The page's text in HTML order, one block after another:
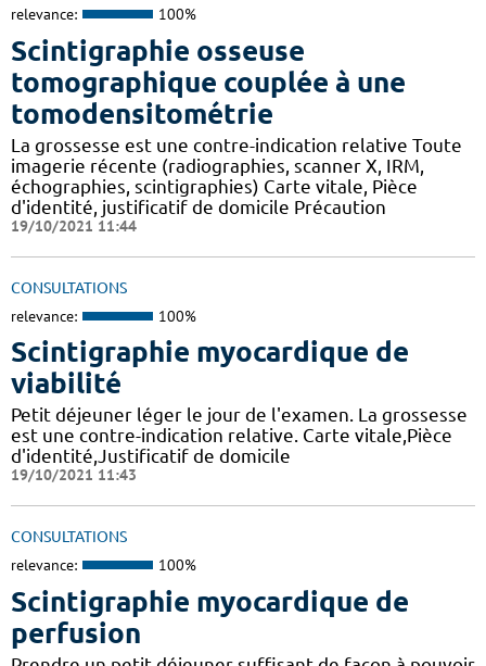
relevance: 100%
Scintigraphie osseuse
tomographique couplée à une
tomodensitométrie
La grossesse est une contre-indication relative Toute
imagerie récente (radiographies, scanner X, IRM,
échographies, scintigraphies) Carte vitale, Pièce
d'identité, justificatif de domicile Précaution
19/10/2021 11:44
CONSULTATIONS
relevance: 100%
Scintigraphie myocardique de
viabilité
Petit déjeuner léger le jour de l'examen. La grossesse
est une contre-indication relative. Carte vitale,Pièce
d'identité,Justificatif de domicile
19/10/2021 11:43
CONSULTATIONS
relevance: 100%
Scintigraphie myocardique de
perfusion